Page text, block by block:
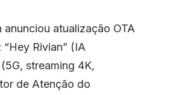
atualização OTA
Rivian” (IA
streaming 4K,
de Atenção do